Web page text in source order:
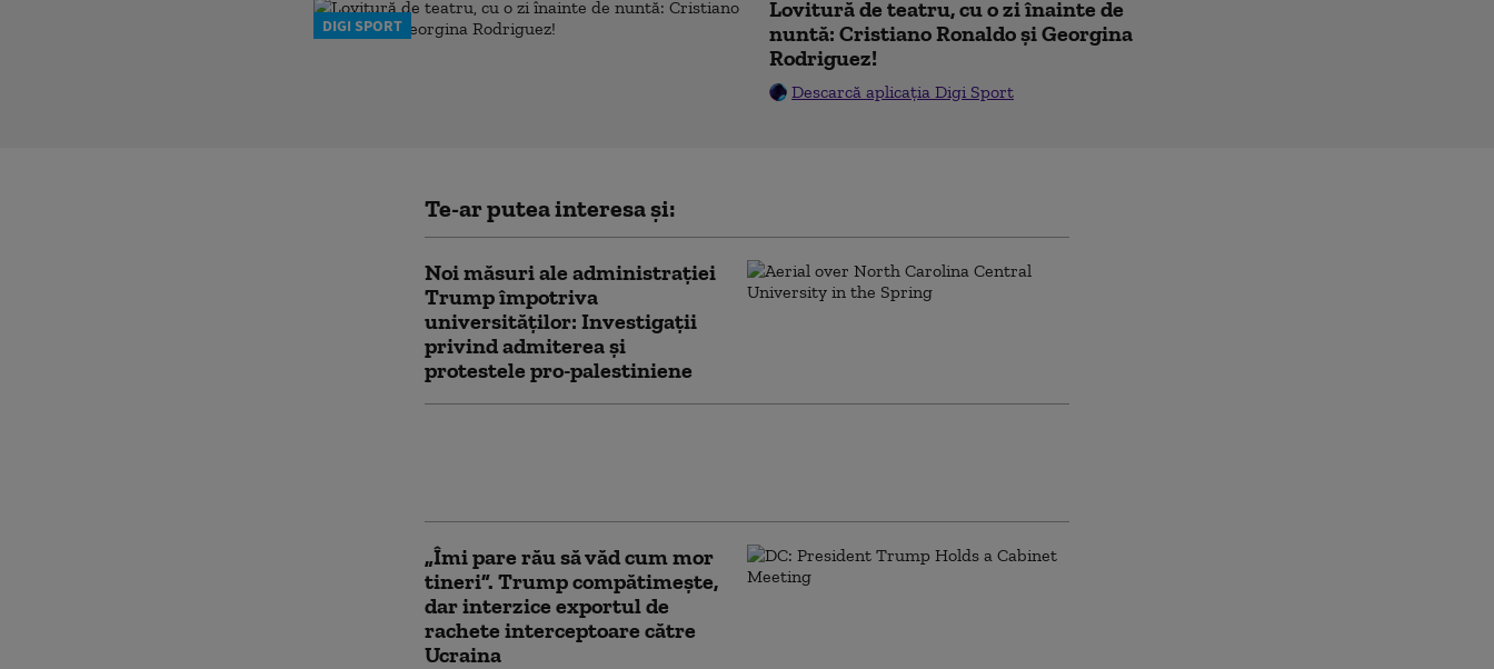
DIGI SPORT
Lovitură de teatru, cu o zi înainte de
nuntă: Cristiano Ronaldo și Georgina
Rodriguez!
Descarcă aplicația Digi Sport
Te-ar putea interesa și:
Noi măsuri ale administrației
Trump împotriva
universităților: Investigații
privind admiterea și
protestele pro-palestiniene
„Îmi pare rău să văd cum mor
tineri”. Trump compătimește,
dar interzice exportul de
rachete interceptoare către
Ucraina